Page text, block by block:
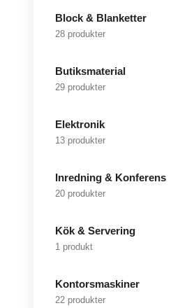
Block & Blanketter
28 produkter
Butiksmaterial
29 produkter
Elektronik
13 produkter
Inredning & Konferens
20 produkter
Kök & Servering
1 produkt
Kontorsmaskiner
22 produkter